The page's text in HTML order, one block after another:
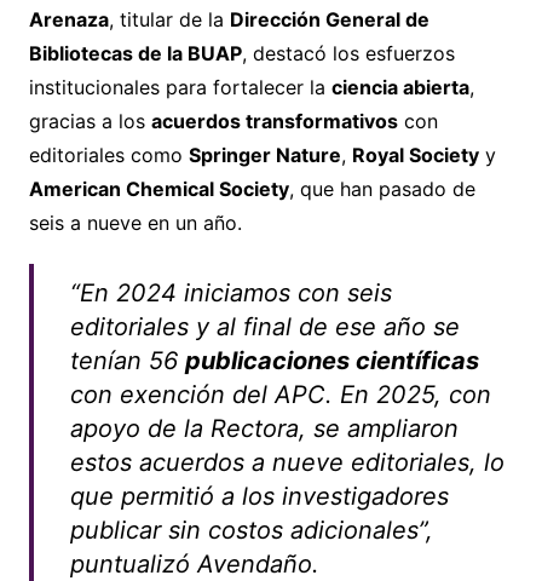
Arenaza, titular de la Dirección General de
Bibliotecas de la BUAP, destacó los esfuerzos
institucionales para fortalecer la ciencia abierta,
gracias a los acuerdos transformativoscon
editoriales como Springer Nature, Royal Societyy
American Chemical Society, que han pasado de
seis a nueve en un año.
“En 2024 iniciamos con seis
editoriales y al final de ese año se
tenían 56 publicaciones científicas
con exención del APC. En 2025, con
apoyo de la Rectora, se ampliaron
estos acuerdos a nueve editoriales, lo
que permitió a los investigadores
publicar sin costos adicionales”,
puntualizó Avendaño.